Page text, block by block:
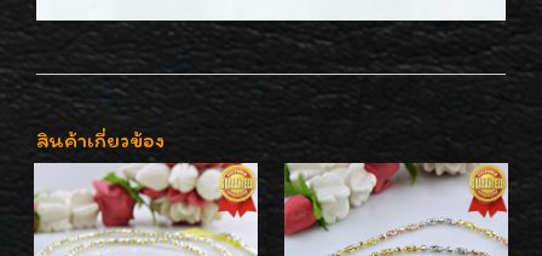
สินค้าเกี่ยวข้อง